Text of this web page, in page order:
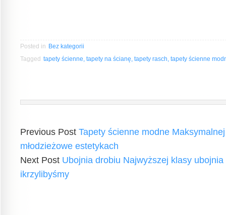
Posted in Bez kategorii
Tagged tapety ścienne, tapety na ścianę, tapety rasch, tapety ścienne
Previous Post Tapety ścienne modne
młodzieżowe estetykach
Next Post Ubojnia drobiu Najwyższej klasy
ikrzylibyśmy